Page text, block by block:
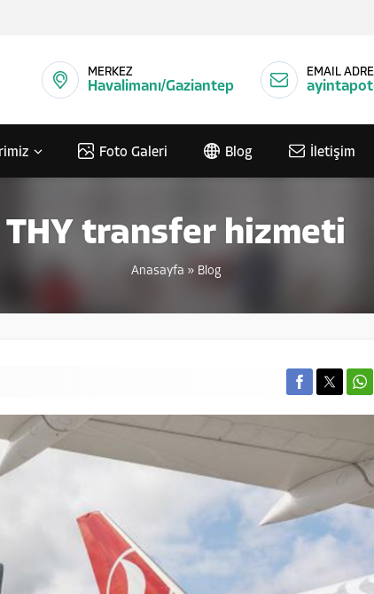
MERKEZ
Havalimanı/Gaziantep
EMAIL
Foto Galeri Blog İletişim
THY transfer hizmeti
Anasayfa » Blog